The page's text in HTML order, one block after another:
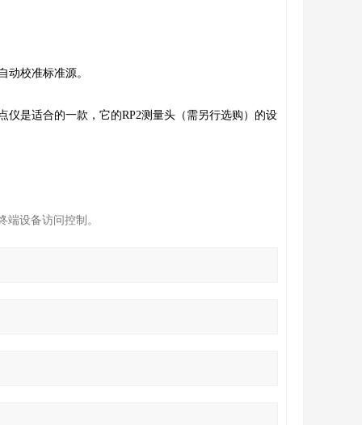
动校准标准源。
仪是适合的一款，它的RP2测量头（需另行选购）的设
端设备访问控制。